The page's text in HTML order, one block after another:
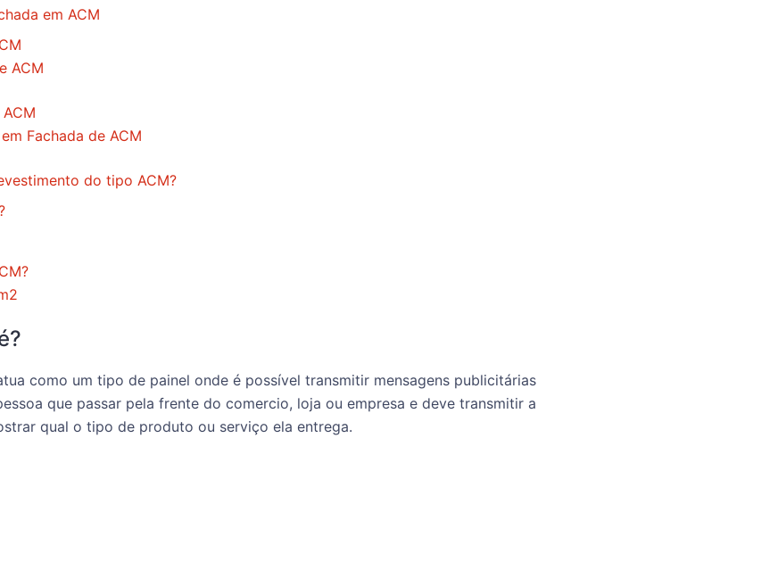
em ACM
ACM
Fachada de ACM
do tipo ACM?
como um tipo de painel onde é possível transmitir mensagens publicitárias
que passar pela frente do comercio, loja ou empresa e deve transmitir a
qual o tipo de produto ou serviço ela entrega.